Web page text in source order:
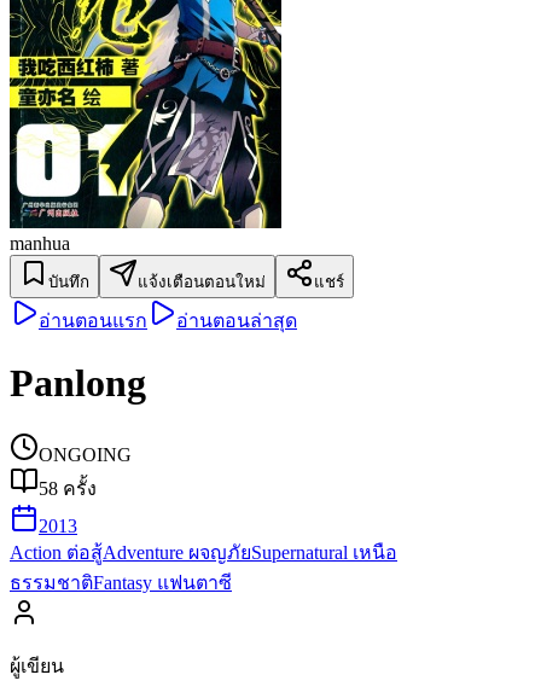
manhua
บันทึก แจ้งเตือนตอนใหม่ แชร์
อ่านตอนแรก อ่านตอนล่าสุด
Panlong
ONGOING
58 ครั้ง
2013
Action ต่อสู้Adventure ผจญภัยSupernatural เหนือ
ธรรมชาติFantasy แฟนตาซี
ผู้เขียน